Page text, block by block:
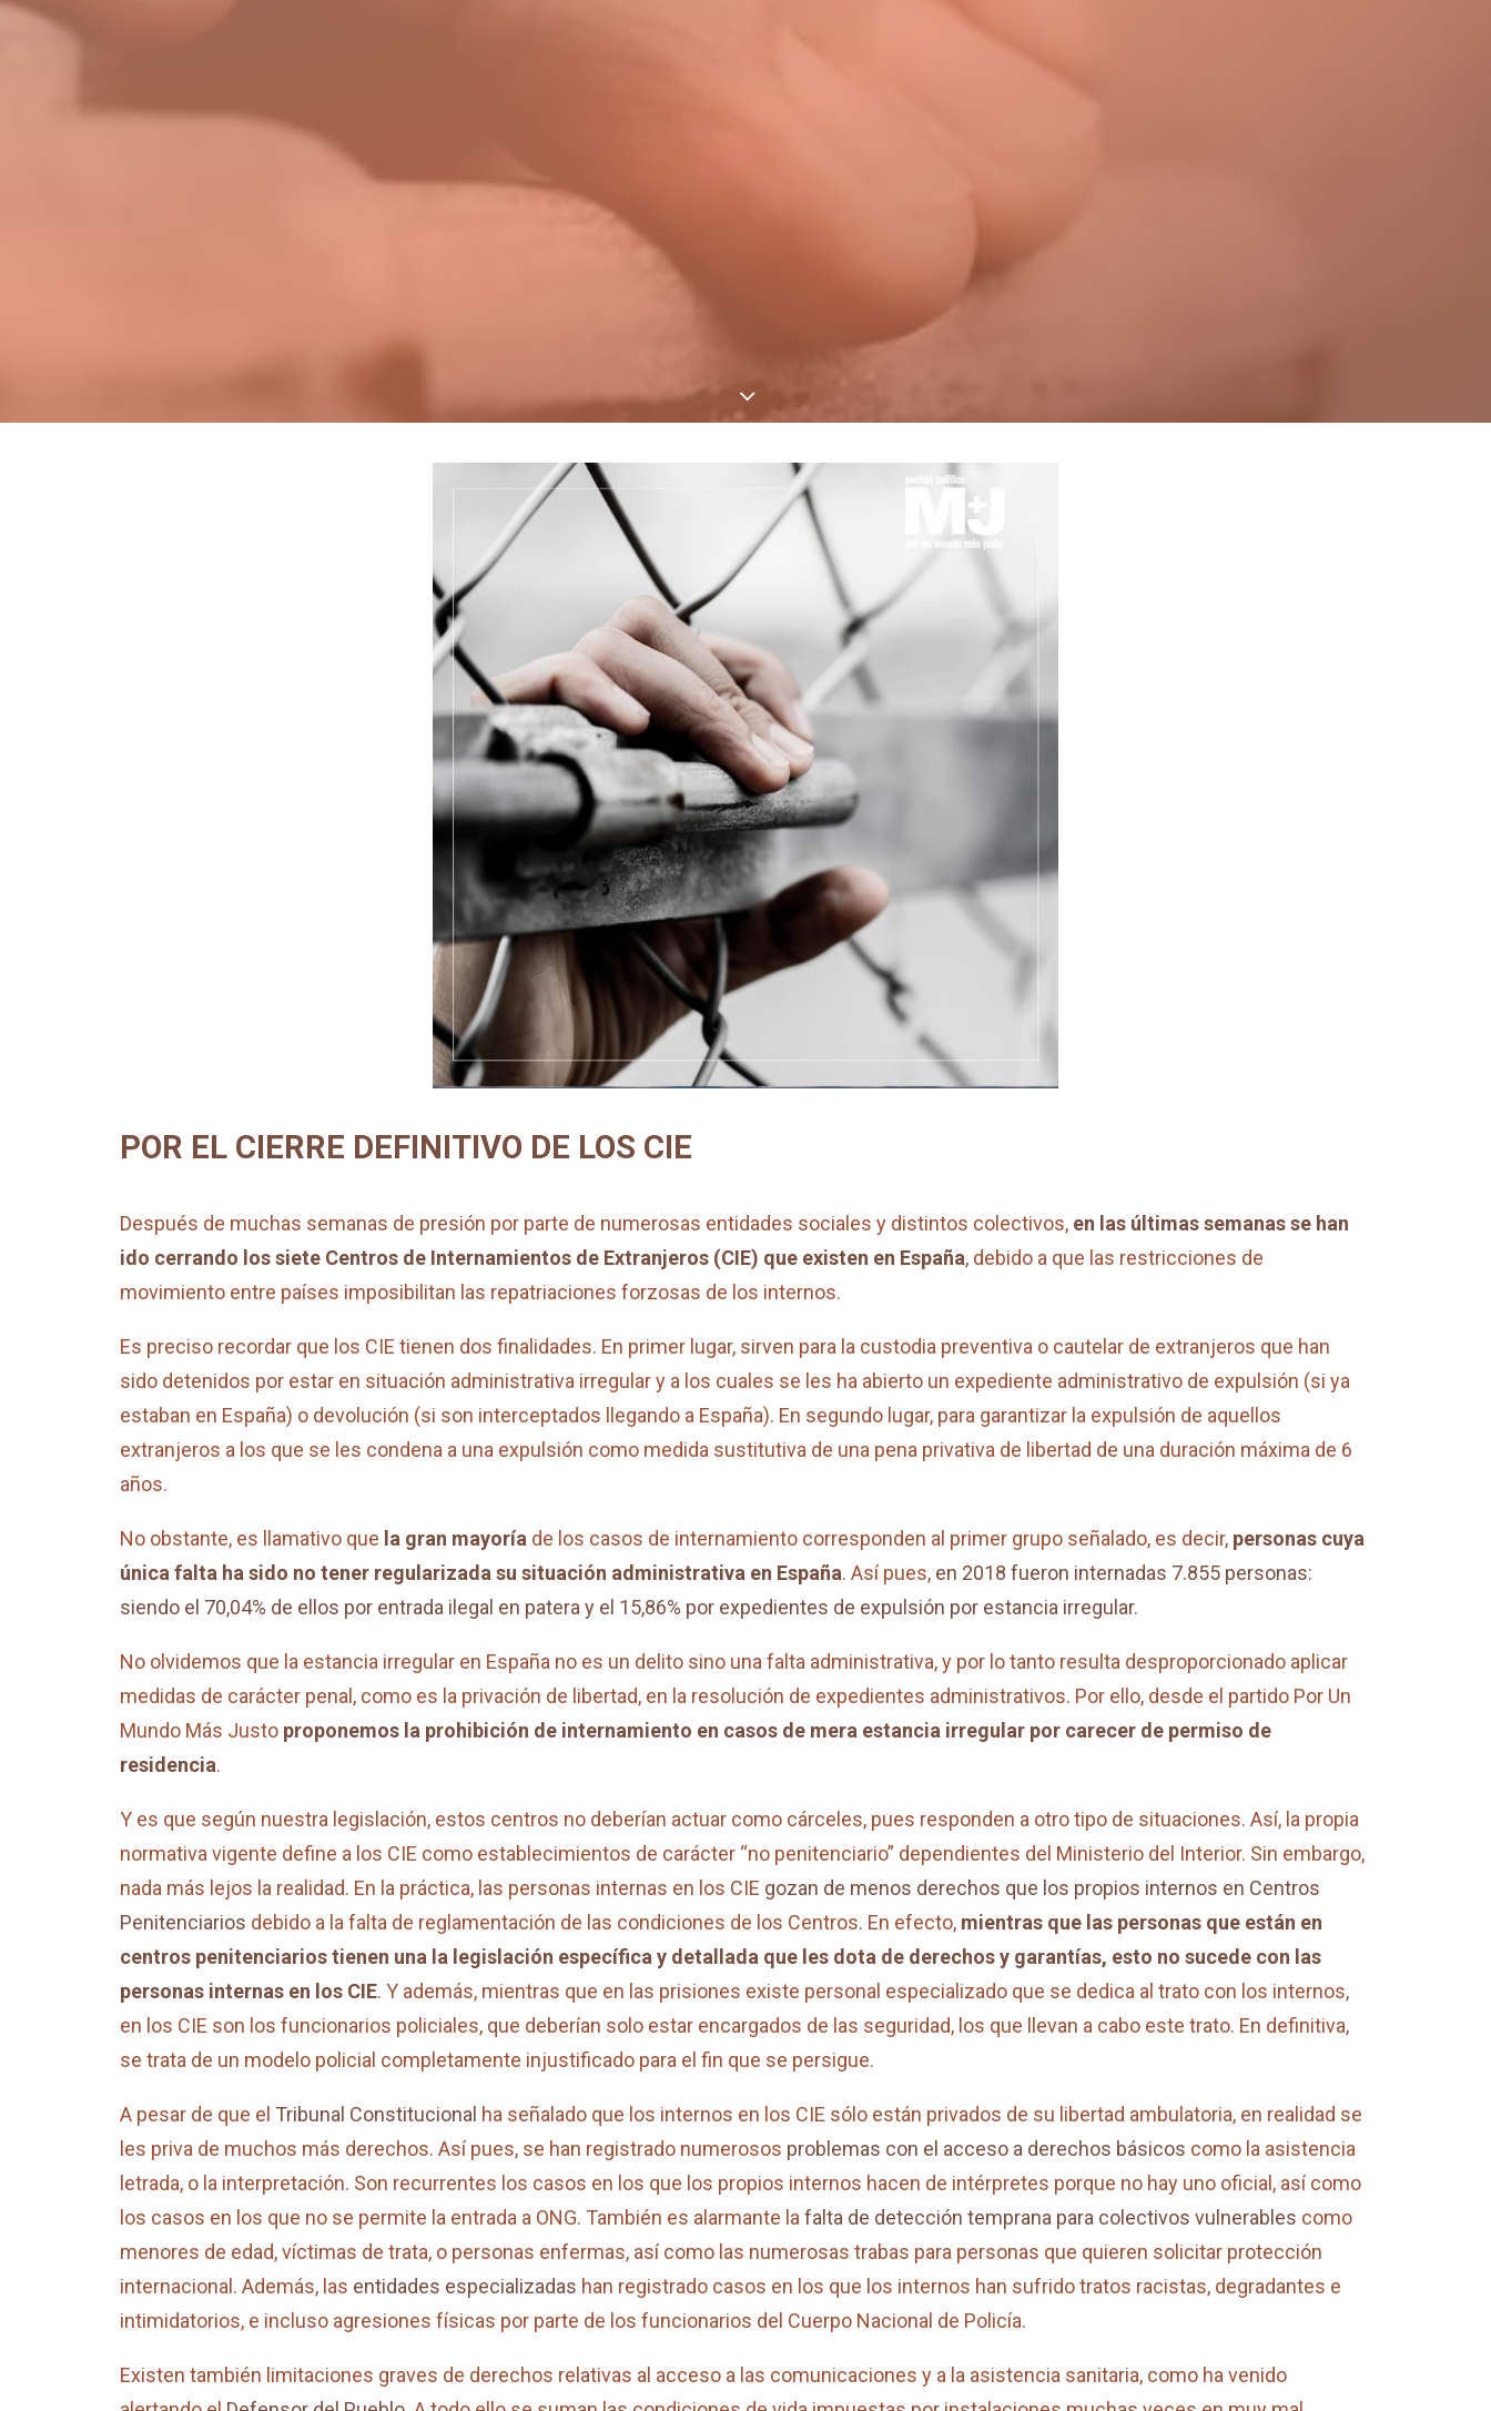
POR EL CIERRE DEFINITIVO DE LOS CIE
Después de muchas semanas de presión por parte de numerosas entidades sociales y distintos colectivos, en las últimas semanas se han
ido cerrando los siete Centros de Internamientos de Extranjeros (CIE) que existen en España, debido a que las restricciones de
movimiento entre países imposibilitan las repatriaciones forzosas de los internos.
Es preciso recordar que los CIE tienen dos finalidades. En primer lugar, sirven para la custodia preventiva o cautelar de extranjeros que han
sido detenidos por estar en situación administrativa irregular y a los cuales se les ha abierto un expediente administrativo de expulsión (si ya
estaban en España) o devolución (si son interceptados llegando a España). En segundo lugar, para garantizar la expulsión de aquellos
extranjeros a los que se les condena a una expulsión como medida sustitutiva de una pena privativa de libertad de una duración máxima de 6
años.
No obstante, es llamativo que la gran mayoría de los casos de internamiento corresponden al primer grupo señalado, es decir, personas cuya
única falta ha sido no tener regularizada su situación administrativa en España. Así pues, en 2018 fueron internadas 7.855 personas:
siendo el 70,04% de ellos por entrada ilegal en patera y el 15,86% por expedientes de expulsión por estancia irregular.
No olvidemos que la estancia irregular en España no es un delito sino una falta administrativa, y por lo tanto resulta desproporcionado aplicar
medidas de carácter penal, como es la privación de libertad, en la resolución de expedientes administrativos. Por ello, desde el partido Por Un
Mundo Más Justo proponemos la prohibición de internamiento en casos de mera estancia irregular por carecer de permiso de
residencia.
Y es que según nuestra legislación, estos centros no deberían actuar como cárceles, pues responden a otro tipo de situaciones. Así, la propia
normativa vigente define a los CIE como establecimientos de carácter “no penitenciario” dependientes del Ministerio del Interior. Sin embargo,
nada más lejos la realidad. En la práctica, las personas internas en los CIE gozan de menos derechos que los propios internos en Centros
Penitenciarios debido a la falta de reglamentación de las condiciones de los Centros. En efecto, mientras que las personas que están en
centros penitenciarios tienen una la legislación específica y detallada que les dota de derechos y garantías, esto no sucede con las
personas internas en los CIE. Y además, mientras que en las prisiones existe personal especializado que se dedica al trato con los internos,
en los CIE son los funcionarios policiales, que deberían solo estar encargados de las seguridad, los que llevan a cabo este trato. En definitiva,
se trata de un modelo policial completamente injustificado para el fin que se persigue.
A pesar de que el Tribunal Constitucional ha señalado que los internos en los CIE sólo están privados de su libertad ambulatoria, en realidad se
les priva de muchos más derechos. Así pues, se han registrado numerosos problemas con el acceso a derechos básicos como la asistencia
letrada, o la interpretación. Son recurrentes los casos en los que los propios internos hacen de intérpretes porque no hay uno oficial, así como
los casos en los que no se permite la entrada a ONG. También es alarmante la falta de detección temprana para colectivos vulnerables como
menores de edad, víctimas de trata, o personas enfermas, así como las numerosas trabas para personas que quieren solicitar protección
internacional. Además, las entidades especializadas han registrado casos en los que los internos han sufrido tratos racistas, degradantes e
intimidatorios, e incluso agresiones físicas por parte de los funcionarios del Cuerpo Nacional de Policía.
Existen también limitaciones graves de derechos relativas al acceso a las comunicaciones y a la asistencia sanitaria, como ha venido